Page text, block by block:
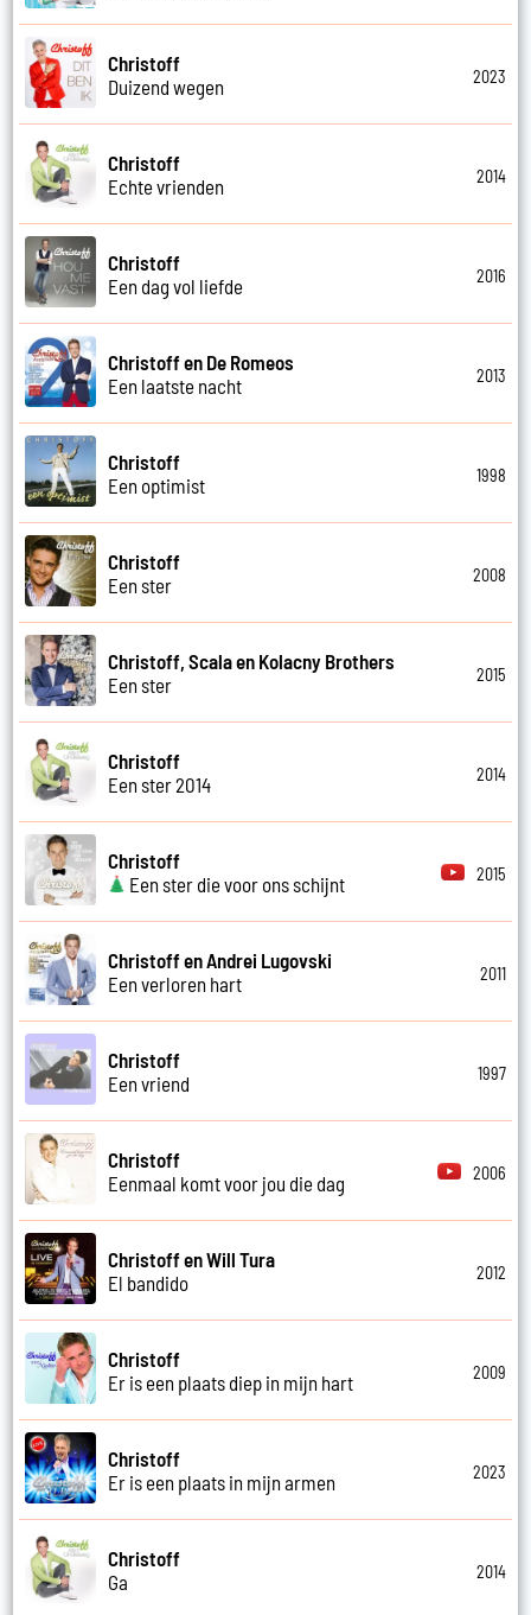
Christoff
Duizend wegen
2023
Christoff
Echte vrienden
2014
Christoff
Een dag vol liefde
2016
Christoff en De Romeos
Een laatste nacht
2013
Christoff
Een optimist
1998
Christoff
Een ster
2008
Christoff, Scala en Kolacny Brothers
Een ster
2015
Christoff
Een ster 2014
2014
Christoff
Een ster die voor ons schijnt
2015
Christoff en Andrei Lugovski
Een verloren hart
2011
Christoff
Een vriend
1997
Christoff
Eenmaal komt voor jou die dag
2006
Christoff en Will Tura
El bandido
2012
Christoff
Er is een plaats diep in mijn hart
2009
Christoff
Er is een plaats in mijn armen
2023
Christoff
Ga
2014